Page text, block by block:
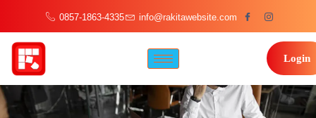
0857-1863-4335 info@rakitawebsite.com
Login